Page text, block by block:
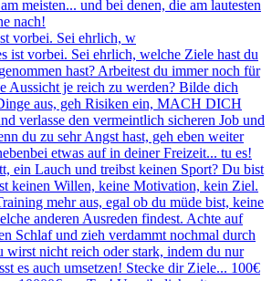
vorbei. Sei ehrlich, w